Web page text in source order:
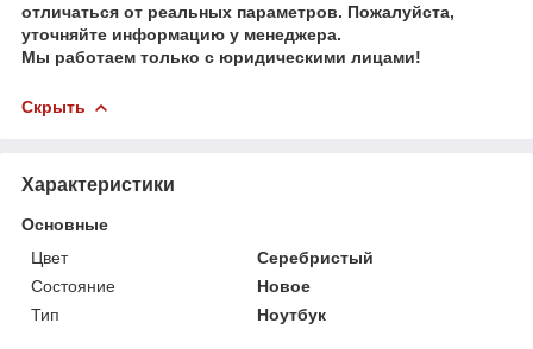
отличаться от реальных параметров. Пожалуйста,
уточняйте информацию у менеджера.
Мы работаем только с юридическими лицами!
Скрыть
Характеристики
Основные
Цвет
Серебристый
Состояние
Новое
Тип
Ноутбук